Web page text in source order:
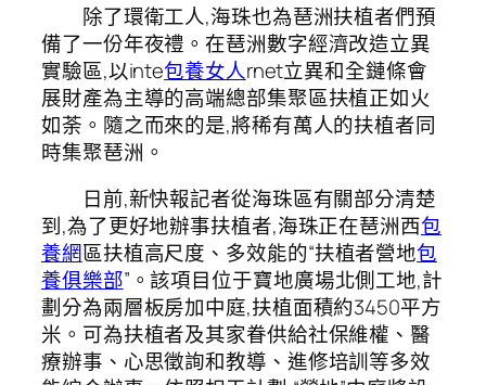
除了環衛工人,海珠也為琶洲扶植者們預
備了一份年夜禮。在琶洲數字經濟改造立異
實驗區,以inte包養女人rnet立異和全鏈條會
展財產為主導的高端總部集聚區扶植正如火
如荼。隨之而來的是,將稀有萬人的扶植者同
時集聚琶洲。
日前,新快報記者從海珠區有關部分清楚
到,為了更好地辦事扶植者,海珠正在琶洲西包
養網區扶植高尺度、多效能的“扶植者營地包
養俱樂部”。該項目位于寶地廣場北側工地,計
劃分為兩層板房加中庭,扶植面積約3450平方
米。可為扶植者及其家眷供給社保維權、醫
療辦事、心思徵詢和教導、進修培訓等多效